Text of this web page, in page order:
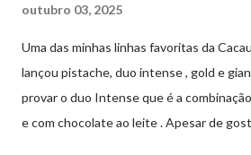
outubro 03, 2025
Uma das minhas linhas favoritas da
lançou pistache, duo intense , gold e
provar o duo Intense que é a
e com chocolate ao leite . Apesar de